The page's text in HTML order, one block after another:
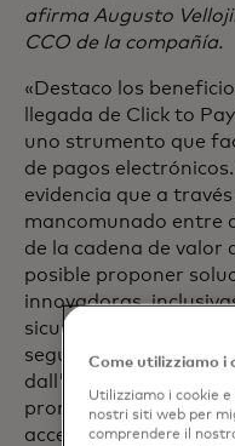
afirma Augusto
CCO de la compañía.
«Destaco los
llegada de Click to
uno strumento que
de pagos
evidencia que a
mancomunado entre
de la cadena de valor
posible proponer
innovadoras,
sicuro che con questo
seguiamo costruendo
dall'industria dei
promuovendo l'uso di
accesso per quei
Come utilizziamo i
Utilizziamo i cookie
nostri siti web per
comprendere il